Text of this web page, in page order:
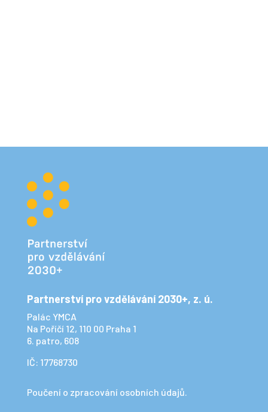
Partnerství pro vzdělávání 2030+, z. ú.
Palác YMCA
Na Poříčí 12, 110 00 Praha 1
6. patro, 608
IČ: 17768730
Poučení o zpracování osobních údajů.